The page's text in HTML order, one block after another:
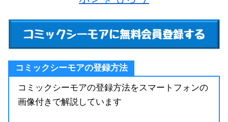
コミックシーモアの登録方法
コミックシーモアの登録方法をスマートフォンの
画像付きで解説しています